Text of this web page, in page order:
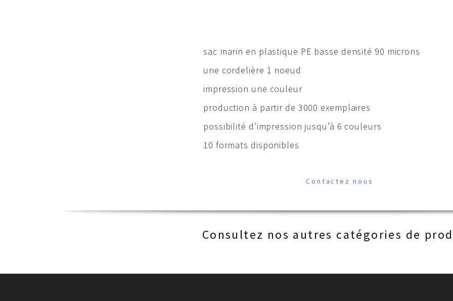
sac marin en plastique PE basse densité 90 microns
une cordelière 1 noeud
impression une couleur
production à partir de 3000 exemplaires
possibilité d’impression jusqu’à 6 couleurs
10 formats disponibles
Contactez nous
Consultez nos autres catégories de